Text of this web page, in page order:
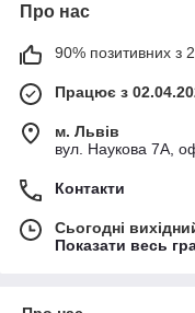
Про нас
90% позитивних з
Працює з
м. Львів
вул. Наукова 7А,
Контакти
Сьогодні
Показати весь